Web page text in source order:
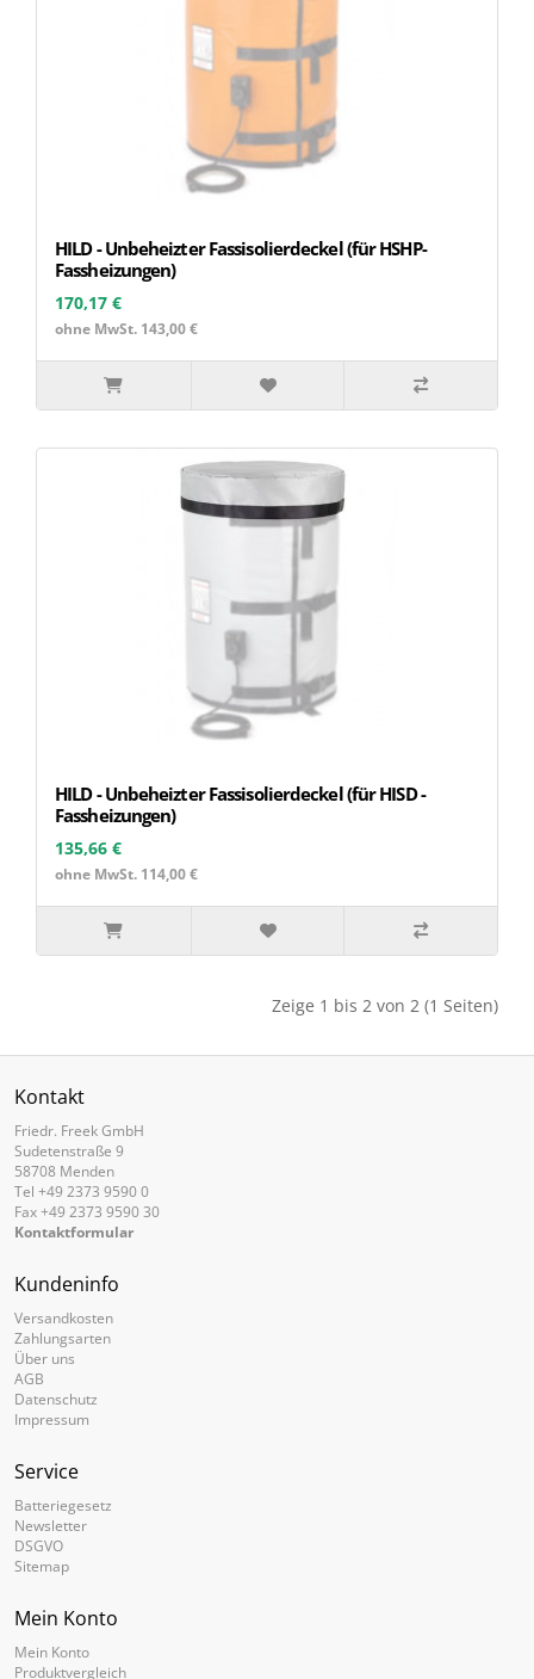
HILD - Unbeheizter Fassisolierdeckel (für HSHP-
Fassheizungen)
170,17 €
ohne MwSt. 143,00 €
HILD - Unbeheizter Fassisolierdeckel (für HISD -
Fassheizungen)
135,66 €
ohne MwSt. 114,00 €
Zeige 1 bis 2 von 2 (1 Seiten)
Kontakt
Friedr. Freek GmbH
Sudetenstraße 9
58708 Menden
Tel +49 2373 9590 0
Fax +49 2373 9590 30
Kontaktformular
Kundeninfo
Versandkosten
Zahlungsarten
Über uns
AGB
Datenschutz
Impressum
Service
Batteriegesetz
Newsletter
DSGVO
Sitemap
Mein Konto
Mein Konto
Produktvergleich